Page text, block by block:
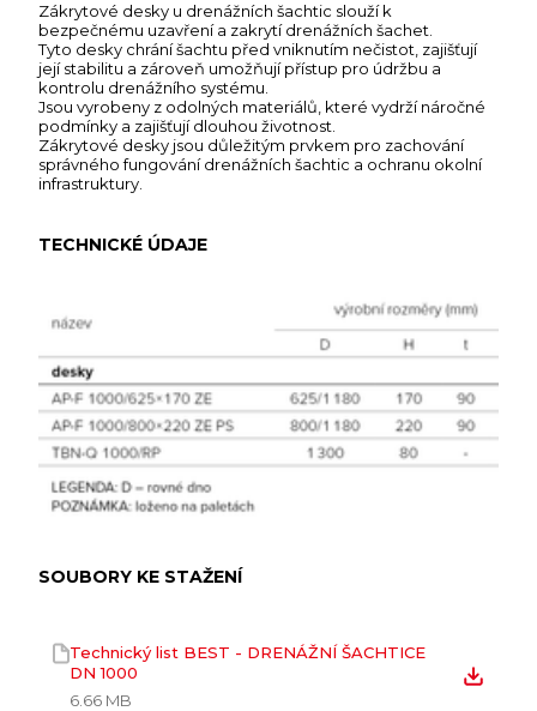
Zákrytové desky u drenážních šachtic slouží k
bezpečnému uzavření a zakrytí drenážních šachet.
Tyto desky chrání šachtu před vniknutím nečistot, zajišťují
její stabilitu a zároveň umožňují přístup pro údržbu a
kontrolu drenážního systému.
Jsou vyrobeny z odolných materiálů, které vydrží náročné
podmínky a zajišťují dlouhou životnost.
Zákrytové desky jsou důležitým prvkem pro zachování
správného fungování drenážních šachtic a ochranu okolní
infrastruktury.
TECHNICKÉ ÚDAJE
SOUBORY KE STAŽENÍ
Technický list BEST - DRENÁŽNÍ ŠACHTICE
DN 1000
6.66 MB